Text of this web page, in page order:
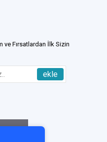
ve Fırsatlardan İlk Sizin
ekle